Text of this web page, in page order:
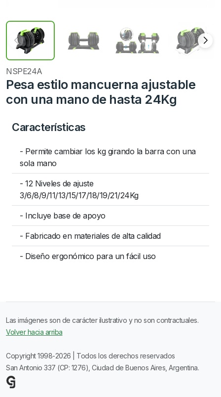
NSPE24A
Pesa estilo mancuerna ajustable
con una mano de hasta 24Kg
Características
- Permite cambiar los kg girando la barra con una
sola mano
- 12 Niveles de ajuste
3/6/8/9/11/13/15/17/18/19/21/24Kg
- Incluye base de apoyo
- Fabricado en materiales de alta calidad
- Diseño ergonómico para un fácil uso
Las imágenes son de carácter ilustrativo y no son contractuales.
Volver hacia arriba
Copyright 1998-2026 | Todos los derechos reservados
San Antonio 337 (CP: 1276), Ciudad de Buenos Aires, Argentina.